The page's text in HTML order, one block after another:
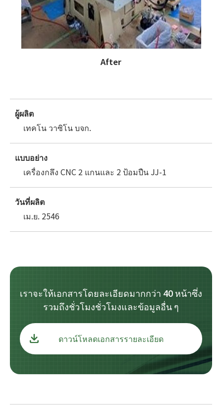
After
ผู้ผลิต
เทคโน วาซิโน บจก.
แบบอย่าง
เครื่องกลึง CNC 2 แกนและ 2 ป้อมปืน JJ-1
วันที่ผลิต
เม.ย. 2546
เราจะให้เอกสารโดยละเอียดมากกว่า 40 หน้าซึ่ง
รวมถึงชั่วโมงชั่วโมงและข้อมูลอื่น ๆ
ดาวน์โหลดเอกสารรายละเอียด